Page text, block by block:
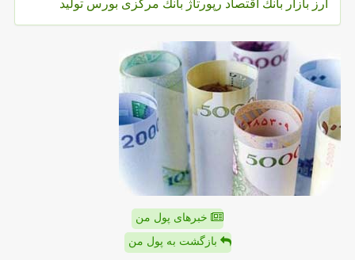
ارز بازار بانك اقتصاد رپورتاژ بانك مركزی بورس تولید
خبرهای پول من
بازگشت به پول من